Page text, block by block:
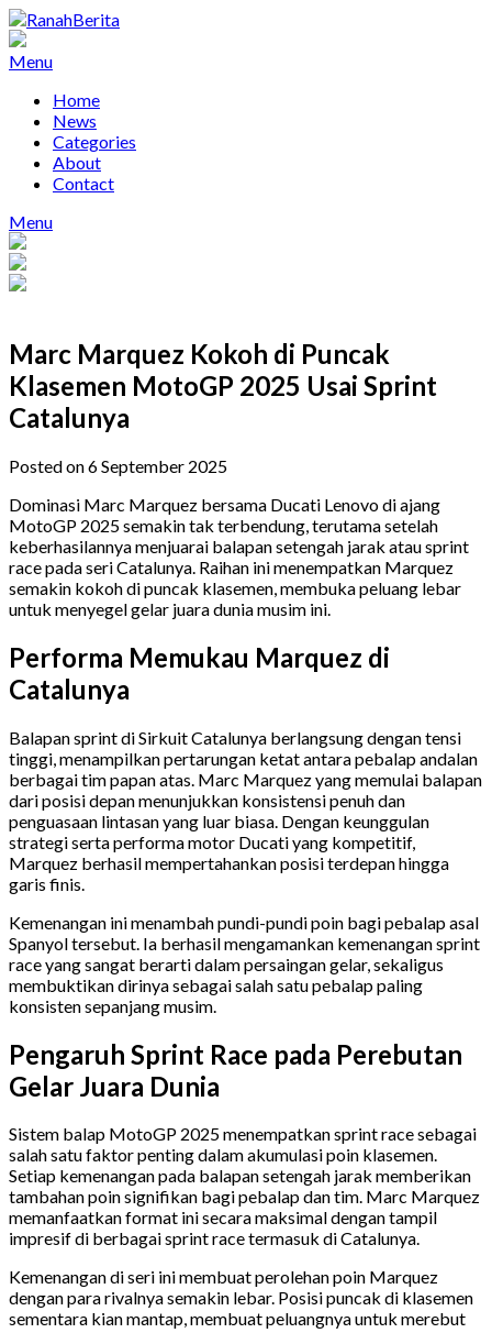
Skip
to
content
Menu
Home
News
Categories
About
Contact
Menu
Marc Marquez Kokoh di Puncak
Klasemen MotoGP 2025 Usai Sprint
Catalunya
Posted on 6 September 2025
Dominasi Marc Marquez bersama Ducati Lenovo di ajang
MotoGP 2025 semakin tak terbendung, terutama setelah
keberhasilannya menjuarai balapan setengah jarak atau sprint
race pada seri Catalunya. Raihan ini menempatkan Marquez
semakin kokoh di puncak klasemen, membuka peluang lebar
untuk menyegel gelar juara dunia musim ini.
Performa Memukau Marquez di
Catalunya
Balapan sprint di Sirkuit Catalunya berlangsung dengan tensi
tinggi, menampilkan pertarungan ketat antara pebalap andalan
berbagai tim papan atas. Marc Marquez yang memulai balapan
dari posisi depan menunjukkan konsistensi penuh dan
penguasaan lintasan yang luar biasa. Dengan keunggulan
strategi serta performa motor Ducati yang kompetitif,
Marquez berhasil mempertahankan posisi terdepan hingga
garis finis.
Kemenangan ini menambah pundi-pundi poin bagi pebalap asal
Spanyol tersebut. Ia berhasil mengamankan kemenangan sprint
race yang sangat berarti dalam persaingan gelar, sekaligus
membuktikan dirinya sebagai salah satu pebalap paling
konsisten sepanjang musim.
Pengaruh Sprint Race pada Perebutan
Gelar Juara Dunia
Sistem balap MotoGP 2025 menempatkan sprint race sebagai
salah satu faktor penting dalam akumulasi poin klasemen.
Setiap kemenangan pada balapan setengah jarak memberikan
tambahan poin signifikan bagi pebalap dan tim. Marc Marquez
memanfaatkan format ini secara maksimal dengan tampil
impresif di berbagai sprint race termasuk di Catalunya.
Kemenangan di seri ini membuat perolehan poin Marquez
dengan para rivalnya semakin lebar. Posisi puncak di klasemen
sementara kian mantap, membuat peluangnya untuk merebut